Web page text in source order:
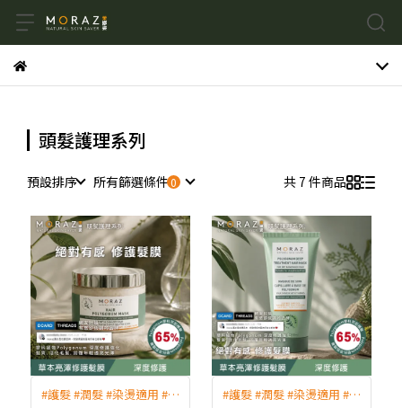
頭髮護理系列
預設排序 所有篩選條件 共 7 件商品
#護髮 #潤髮 #染燙適用 #修
#護髮 #潤髮 #染燙適用 #修